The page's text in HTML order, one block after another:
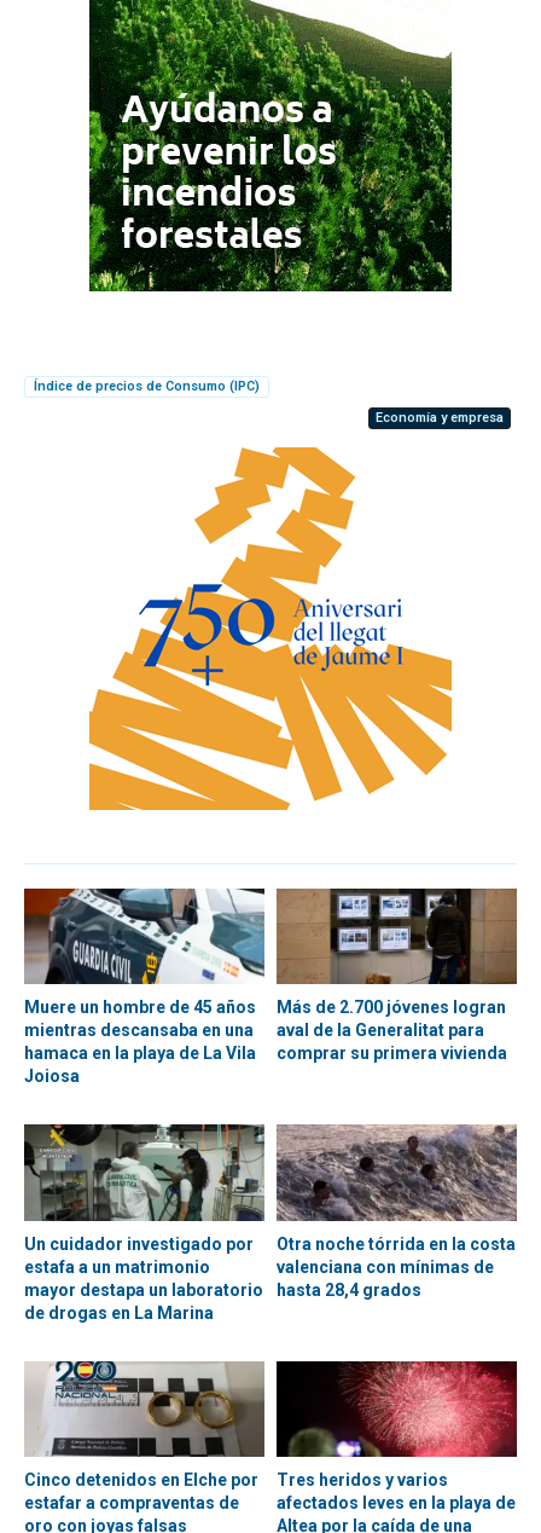
Índice de precios de Consumo (IPC)
Economía y empresa
Muere un hombre de 45 años
mientras descansaba en una
hamaca en la playa de La Vila
Joiosa
Más de 2.700 jóvenes logran
aval de la Generalitat para
comprar su primera vivienda
Un cuidador investigado por
estafa a un matrimonio
mayor destapa un laboratorio
de drogas en La Marina
Otra noche tórrida en la costa
valenciana con mínimas de
hasta 28,4 grados
Cinco detenidos en Elche por
estafar a compraventas de
oro con joyas falsas
Tres heridos y varios
afectados leves en la playa de
Altea por la caída de una